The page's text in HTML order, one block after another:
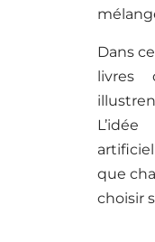
Dans
livres
que
choisir